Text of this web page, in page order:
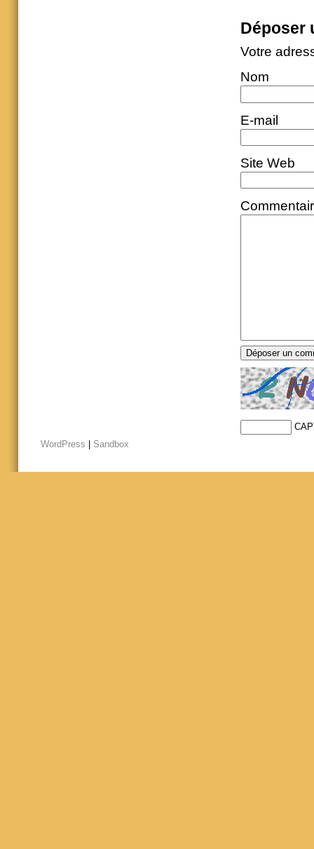
Déposer
Votre
Nom
E-mail
Site Web
WordPress
Sandbox